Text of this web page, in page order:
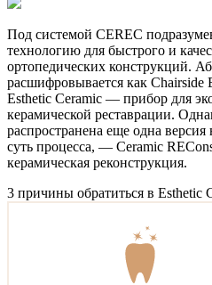
Под системой CEREC
технологию для быстрого и
ортопедических конструкций.
расшифровывается как Chairside
Esthetic Ceramic — прибор для
керамической реставрации.
распространена еще одна
суть процесса, — Ceramic
керамическая реконструкция.
3 причины обратиться в Esthetic